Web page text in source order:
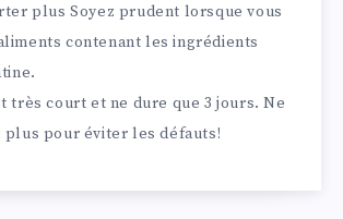
plus Soyez prudent lorsque vous
contenant les ingrédients
très court et ne dure que 3 jours. Ne
pour éviter les défauts!